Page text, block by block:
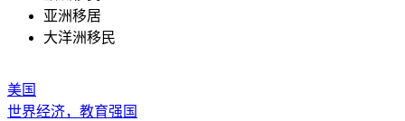
亚洲移居
大洋洲移民
美国
世界经济，教育强国